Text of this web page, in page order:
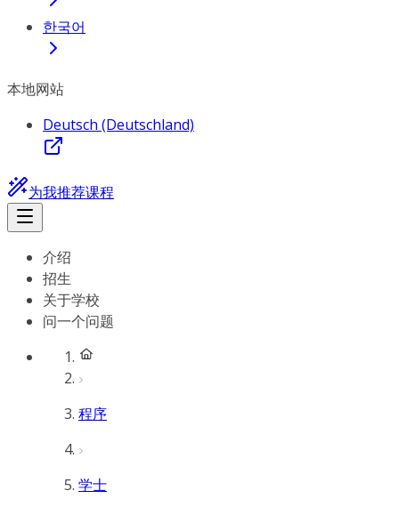
한국어
本地网站
Deutsch (Deutschland)
为我推荐课程
介绍
招生
关于学校
问一个问题
程序
学士